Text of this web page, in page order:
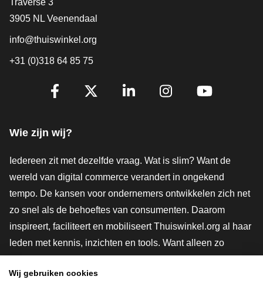
3905 NL Veenendaal
info@thuiswinkel.org
+31 (0)318 64 85 75
Volg je ons al?
Wie zijn wij?
Iedereen zit met dezelfde vraag. Wat is slim? Want de
wereld van digital commerce verandert in ongekend
tempo. De kansen voor ondernemers ontwikkelen zich net
zo snel als de behoeftes van consumenten. Daarom
inspireert, faciliteert en mobiliseert Thuiswinkel.org al haar
leden met kennis, inzichten en tools. Want alleen zo
innovatievere toekomst. Dus groei ook mee en maak
Wij gebruiken cookies